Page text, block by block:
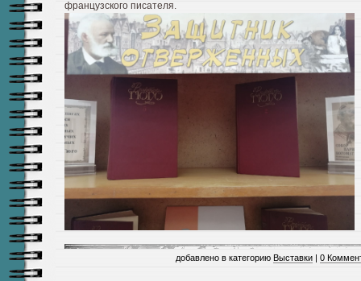
французского писателя.
добавлено в категорию Выставки | 0